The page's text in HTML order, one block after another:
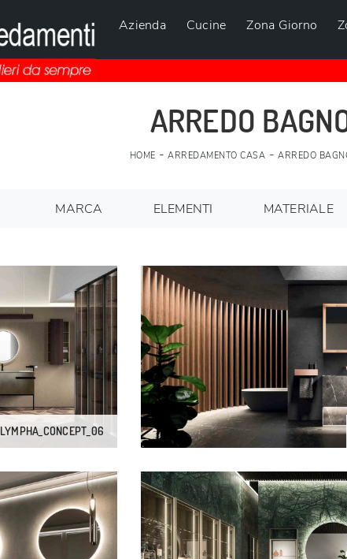
Azienda Cucine Zona Giorno
ARREDO
HOME -ARREDAMENTO CASA -ARREDO
MARCA ELEMENTI MATERIALE
LYMPHA_CONCEPT_06